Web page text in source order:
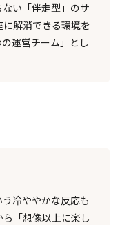
い「伴走型」のサ
解消できる環境を
運営チーム」とし
冷ややかな反応も
「想像以上に楽し